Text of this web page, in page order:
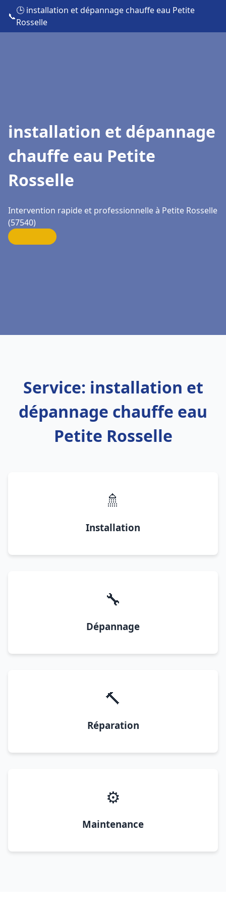
📞
🕒 installation et dépannage chauffe eau Petite
Rosselle
installation et dépannage
chauffe eau Petite
Rosselle
Intervention rapide et professionnelle à Petite Rosselle
(57540)
Service: installation et
dépannage chauffe eau
Petite Rosselle
🚿
Installation
🔧
Dépannage
🔨
Réparation
⚙️
Maintenance